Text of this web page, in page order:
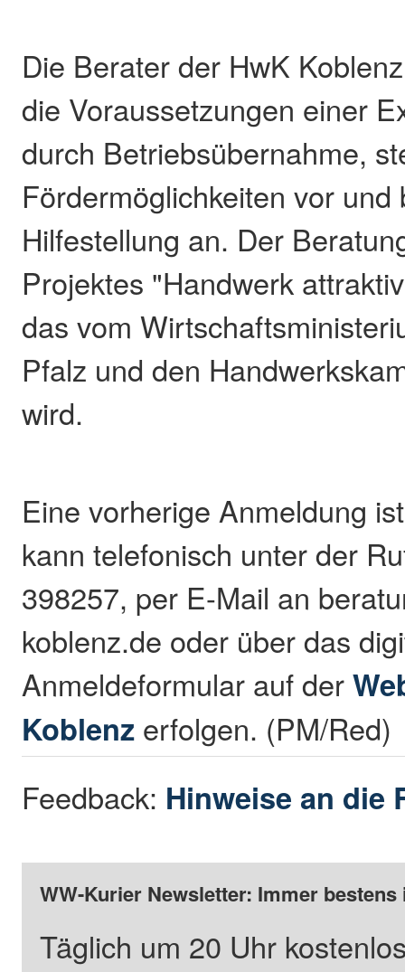
Die Berater der HwK
die Voraussetzungen einer
durch Betriebsübernahme,
Fördermöglichkeiten vor und
Hilfestellung an. Der
Projektes "Handwerk
das vom
Pfalz und den
wird.
Eine vorherige Anmeldung
kann telefonisch unter der
398257, per E-Mail an
koblenz.de oder über das
Anmeldeformular auf der
Koblenz erfolgen. (PM/Red)
Feedback: Hinweise an die
WW-Kurier Newsletter: Immer
Täglich um 20 Uhr